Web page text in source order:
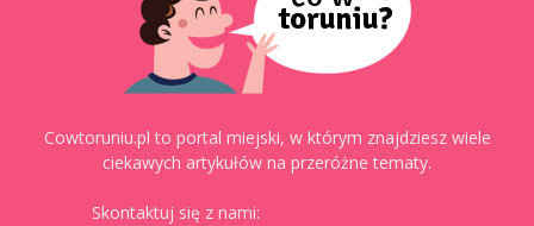
Cowtoruniu.pl to portal miejski, w którym znajdziesz wiele
ciekawych artykułów na przeróżne tematy.
Skontaktuj się z nami: